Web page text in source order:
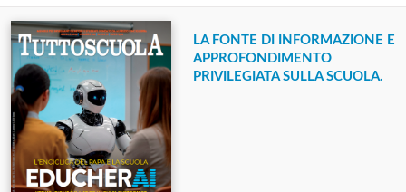
LA FONTE DI INFORMAZIONE E
APPROFONDIMENTO
PRIVILEGIATA SULLA SCUOLA.